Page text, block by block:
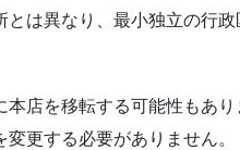
は異なり、最小独立の行政
店を移転する可能性もあり
更する必要がありません。